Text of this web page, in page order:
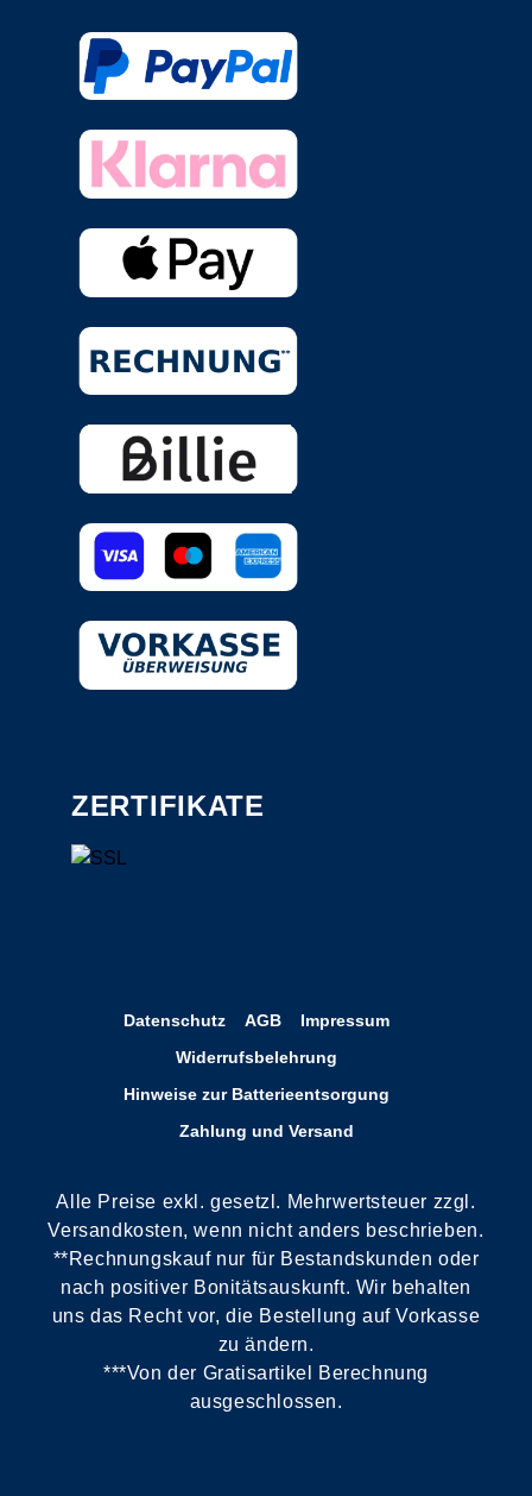
ZERTIFIKATE
Datenschutz AGB
Impressum
Widerrufsbelehrung
Hinweise zur Batterieentsorgung
Zahlung und Versand
Alle Preise exkl. gesetzl. Mehrwertsteuer zzgl.
Versandkosten, wenn nicht anders beschrieben.
**Rechnungskauf nur für Bestandskunden oder
nach positiver Bonitätsauskunft. Wir behalten
uns das Recht vor, die Bestellung auf Vorkasse
zu ändern.
***Von der Gratisartikel Berechnung
ausgeschlossen.